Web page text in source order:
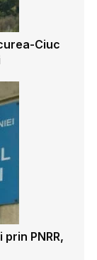
Ciuc
PNRR,